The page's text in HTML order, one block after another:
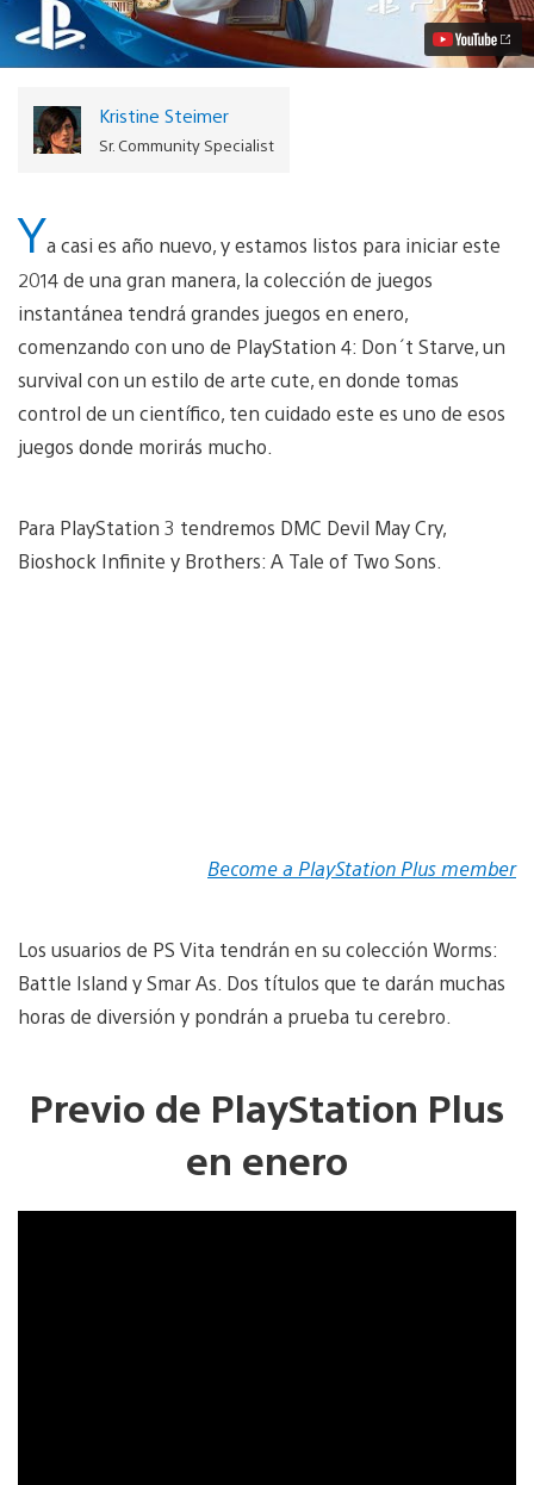
Video
Kristine Steimer
Sr. Community Specialist
Ya casi es año nuevo, y estamos listos para iniciar este
2014 de una gran manera, la colección de juegos
instantánea tendrá grandes juegos en enero,
comenzando con uno de PlayStation 4: Don´t Starve, un
survival con un estilo de arte cute, en donde tomas
control de un científico, ten cuidado este es uno de esos
juegos donde morirás mucho.
Para PlayStation 3 tendremos DMC Devil May Cry,
Bioshock Infinite y Brothers: A Tale of Two Sons.
Become a PlayStation Plus member
Los usuarios de PS Vita tendrán en su colección Worms:
Battle Island y Smar As. Dos títulos que te darán muchas
horas de diversión y pondrán a prueba tu cerebro.
Previo de PlayStation Plus
en enero